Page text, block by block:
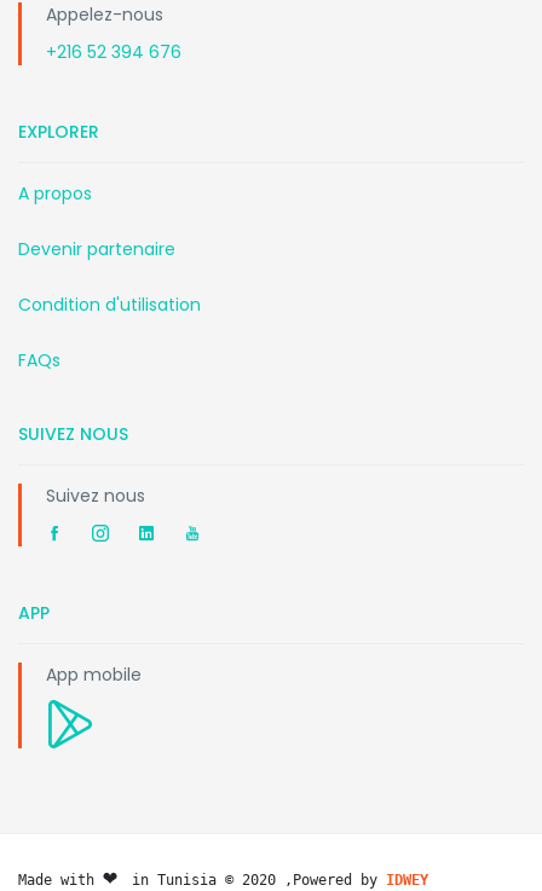
Appelez-nous
+216 52 394 676
EXPLORER
A propos
Devenir partenaire
Condition d'utilisation
FAQs
SUIVEZ NOUS
Suivez nous
APP
App mobile
Made with ❤️ in Tunisia © 2020 ,Powered by IDWEY